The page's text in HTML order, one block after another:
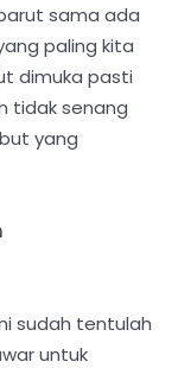
sama ada
paling kita
dimuka pasti
tidak senang
yang
sudah tentulah
untuk